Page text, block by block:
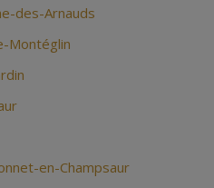
des-Arnauds
Montéglin
en-Champsaur